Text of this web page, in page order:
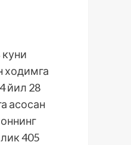
куни
ходимга
йил 28
асосан
405